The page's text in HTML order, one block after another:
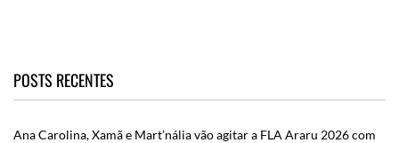
POSTS RECENTES
Ana Carolina, Xamã e Mart’nália vão agitar a FLA Araru 2026 com